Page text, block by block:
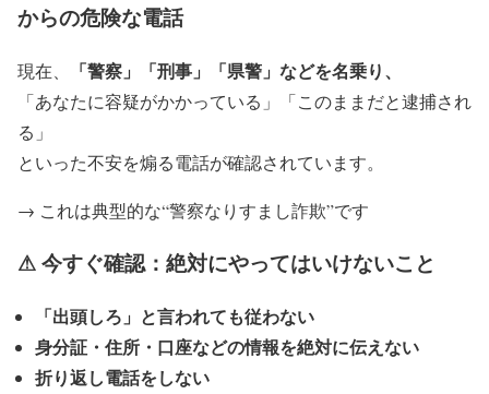
からの危険な電話
現在、 「警察」「刑事」「県警」などを名乗り、
「あなたに容疑がかかっている」「このままだと逮捕され
る」
といった不安を煽る電話が確認されています。
→ これは典型的な“警察なりすまし詐欺”です
⚠ 今すぐ確認：絶対にやってはいけないこと
「出頭しろ」と言われても従わない
身分証・住所・口座などの情報を絶対に伝えない
折り返し電話をしない